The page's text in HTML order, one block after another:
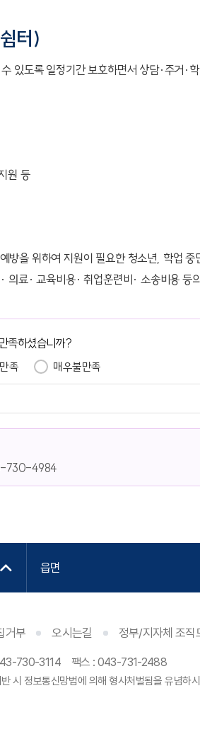
터)
있도록 일정기간 보호하면서 상담·주거∙
원 등
을 위하여 지원이 필요한 청소년, 학업
의료· 교육비용· 취업훈련비· 소송비용 등
족하셨습니까?
족 매우불만족
730-4984
읍면
거부 오시는길 정부/지자체 조직
730-3114 팩스 : 043-731-2488
시 정보통신망법에 의해 형사처벌됨을 유념하